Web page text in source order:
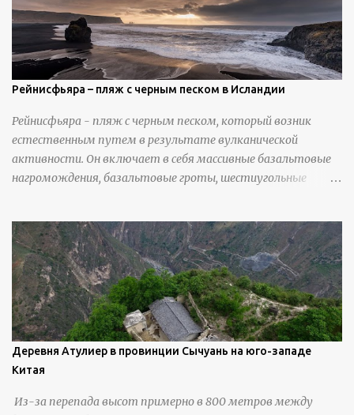
https://calvinnicholls.com/
Рейнисфьяра – пляж с черным песком в Исландии
Рейнисфьяра - пляж с черным песком, который возник
естественным путем в результате вулканической
активности. Он включает в себя массивные базальтовые
нагромождения, базальтовые гроты, шестиугольные
Деревня Атулиер в провинции Сычуань на юго-западе
Китая
Из-за перепада высот примерно в 800 метров между